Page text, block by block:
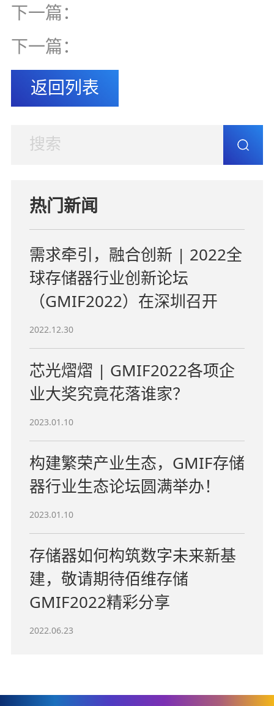
下一篇：
下一篇：
返回列表
热门新闻
需求牵引，融合创新 | 2022全
球存储器行业创新论坛
（GMIF2022）在深圳召开
2022.12.30
芯光熠熠 | GMIF2022各项企
业大奖究竟花落谁家？
2023.01.10
构建繁荣产业生态，GMIF存储
器行业生态论坛圆满举办！
2023.01.10
存储器如何构筑数字未来新基
建，敬请期待佰维存储
GMIF2022精彩分享
2022.06.23